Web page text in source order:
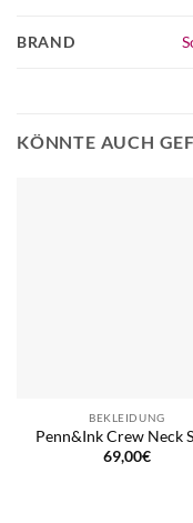
BRAND
KÖNNTE AUCH
BEKLEIDUNG
Penn&Ink Crew Neck
69,00€